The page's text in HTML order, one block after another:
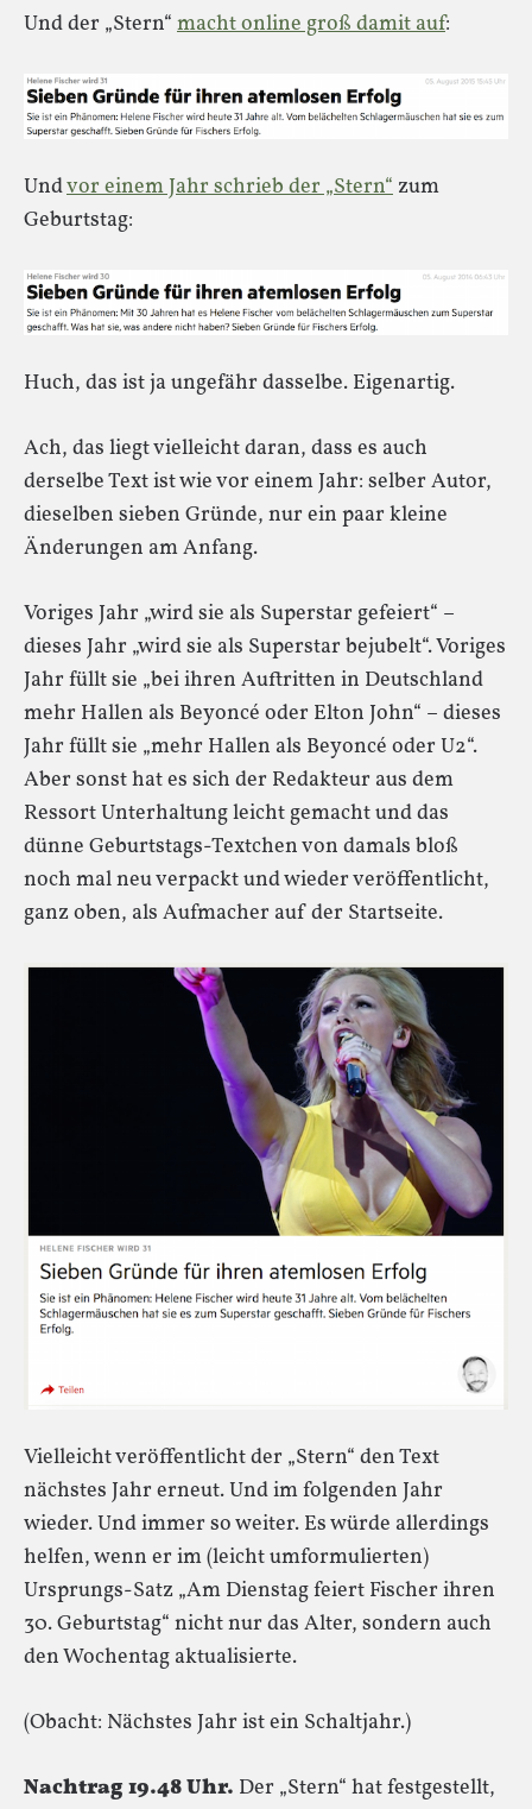
Und der „Stern“ macht online groß damit auf:
Undvor einem Jahr schrieb der „Stern“ zum
Geburtstag:
Huch, das ist ja ungefähr dasselbe. Eigenartig.
Ach, das liegt vielleicht daran, dass es auch
derselbe Text ist wie vor einem Jahr: selber Autor,
dieselben sieben Gründe, nur ein paar kleine
Änderungen am Anfang.
Voriges Jahr „wird sie als Superstar gefeiert“ –
dieses Jahr „wird sie als Superstar bejubelt“. Voriges
Jahr füllt sie „bei ihren Auftritten in Deutschland
mehr Hallen als Beyoncé oder Elton John“ – dieses
Jahr füllt sie „mehr Hallen als Beyoncé oder U2“.
Aber sonst hat es sich der Redakteur aus dem
Ressort Unterhaltung leicht gemacht und das
dünne Geburtstags-Textchen von damals bloß
noch mal neu verpackt und wieder veröffentlicht,
ganz oben, als Aufmacher auf der Startseite.
Vielleicht veröffentlicht der „Stern“ den Text
nächstes Jahr erneut. Und im folgenden Jahr
wieder. Und immer so weiter. Es würde allerdings
helfen, wenn er im (leicht umformulierten)
Ursprungs-Satz „Am Dienstag feiert Fischer ihren
30. Geburtstag“ nicht nur das Alter, sondern auch
den Wochentag aktualisierte.
(Obacht: Nächstes Jahr ist ein Schaltjahr.)
Nachtrag 19.48 Uhr. Der „Stern“ hat festgestellt,